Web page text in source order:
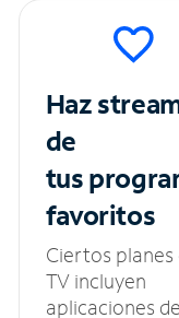
Haz
de
tus
favoritos
Ciertos planes
TV incluyen
aplicaciones